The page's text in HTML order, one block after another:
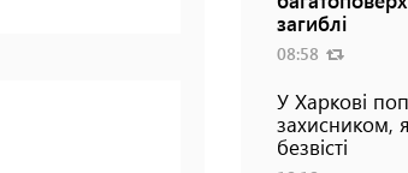
загиблі
08:58
У Харкові
захисником,
безвісті